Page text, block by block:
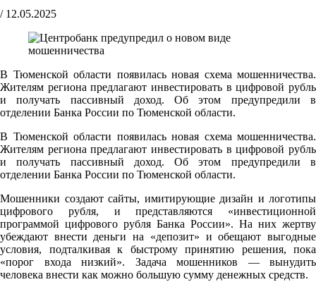
/ 12.05.2025
В Тюменской области появилась новая схема мошенничества.
Жителям региона предлагают инвестировать в цифровой рубль
и получать пассивный доход. Об этом предупредили в
отделении Банка России по Тюменской области.
В Тюменской области появилась новая схема мошенничества.
Жителям региона предлагают инвестировать в цифровой рубль
и получать пассивный доход. Об этом предупредили в
отделении Банка России по Тюменской области.
Мошенники создают сайты, имитирующие дизайн и логотипы
цифрового рубля, и представляются «инвестиционной
программой цифрового рубля Банка России». На них жертву
убеждают внести деньги на «депозит» и обещают выгодные
условия, подталкивая к быстрому принятию решения, пока
«порог входа низкий». Задача мошенников — вынудить
человека внести как можно большую сумму денежных средств.